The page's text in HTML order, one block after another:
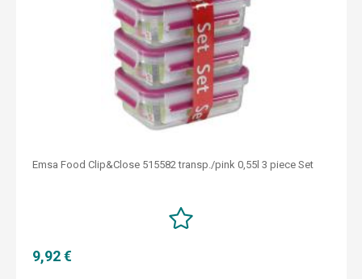
Emsa Food Clip&Close 515582 transp./pink 0,55l 3 piece Set
9,92 €